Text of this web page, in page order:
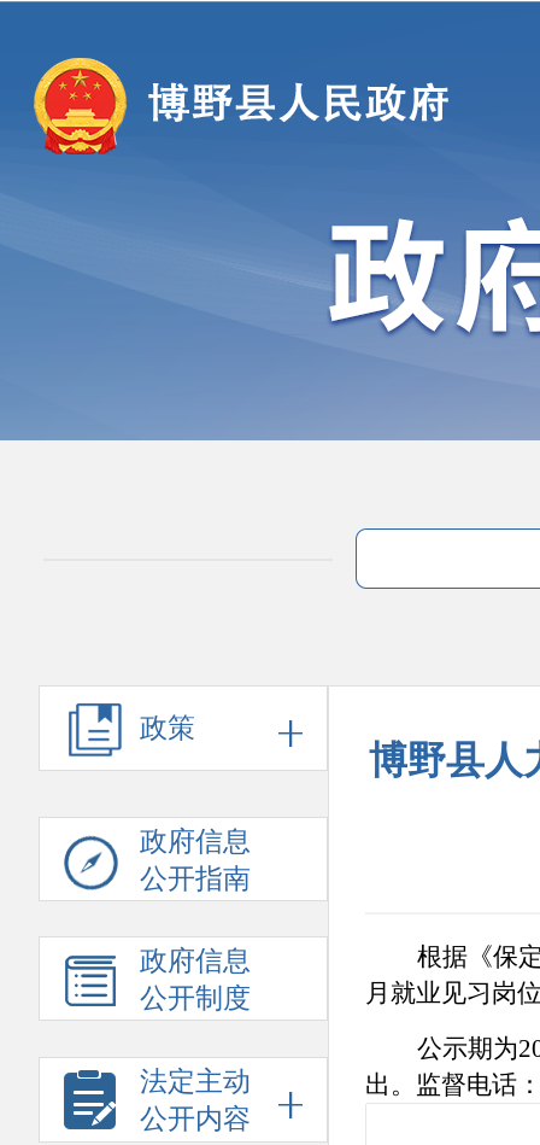
政策
政府信息
公开指南
政府信息
公开制度
法定主动
公开内容
博野县人
根据《保
月就业见习岗
公示期为
出。监督电话